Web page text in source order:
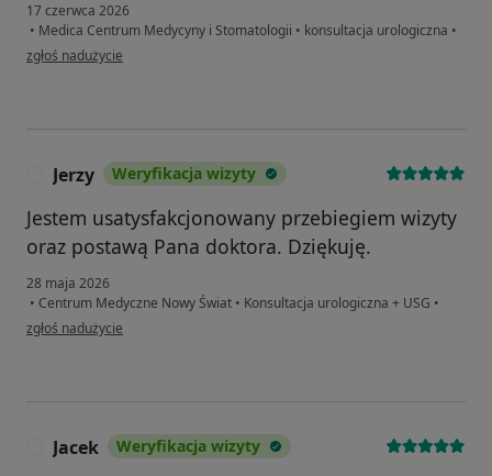
17 czerwca 2026
• Medica Centrum Medycyny i Stomatologii • konsultacja urologiczna •
w opinii użytkownika Łukasz
zgłoś nadużycie
Jerzy Weryfikacja wizyty
Jestem usatysfakcjonowany przebiegiem wizyty
oraz postawą Pana doktora. Dziękuję.
28 maja 2026
• Centrum Medyczne Nowy Świat • Konsultacja urologiczna + USG •
w opinii użytkownika Jerzy
zgłoś nadużycie
Jacek Weryfikacja wizyty